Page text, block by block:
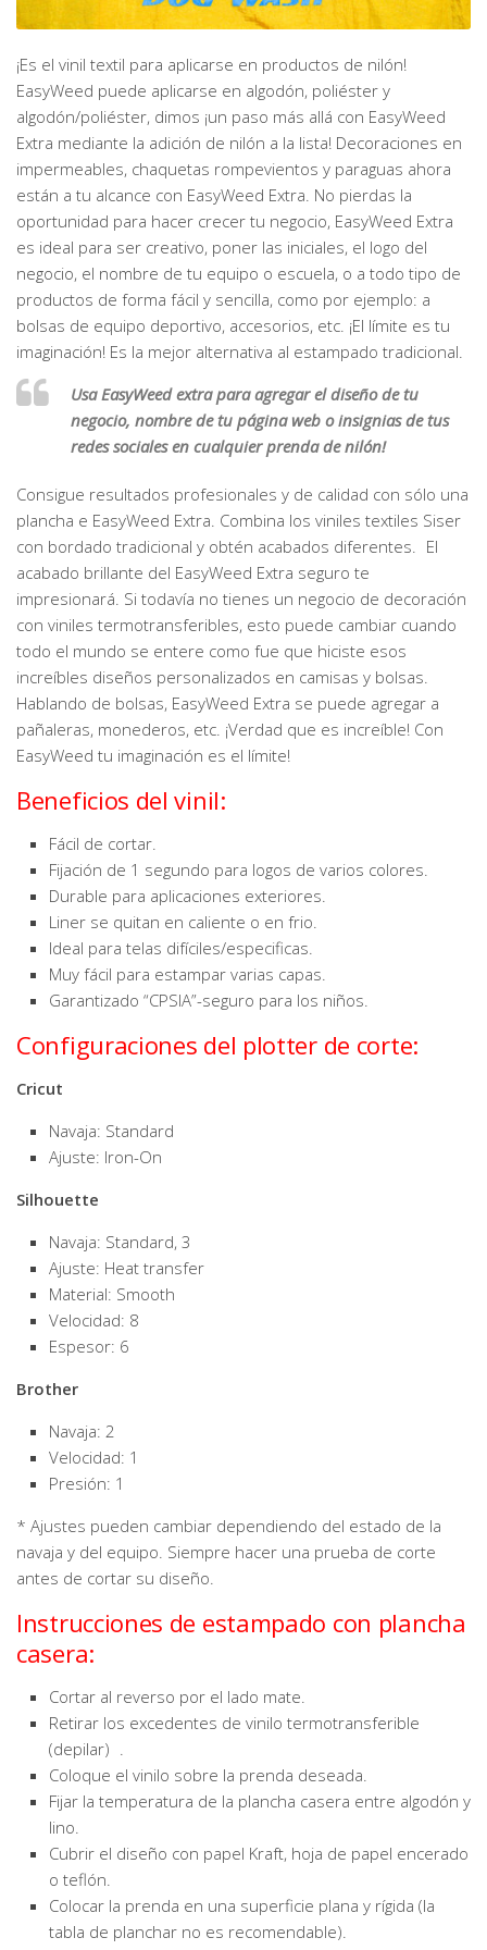
¡Es el vinil textil para aplicarse en productos de nilón!
EasyWeed puede aplicarse en algodón, poliéster y
algodón/poliéster, dimos ¡un paso más allá con EasyWeed
Extra mediante la adición de nilón a la lista! Decoraciones en
impermeables, chaquetas rompevientos y paraguas ahora
están a tu alcance con EasyWeed Extra. No pierdas la
oportunidad para hacer crecer tu negocio, EasyWeed Extra
es ideal para ser creativo, poner las iniciales, el logo del
negocio, el nombre de tu equipo o escuela, o a todo tipo de
productos de forma fácil y sencilla, como por ejemplo: a
bolsas de equipo deportivo, accesorios, etc. ¡EI límite es tu
imaginación! Es la mejor alternativa al estampado tradicional.
Usa EasyWeed extra para agregar el diseño de tu
negocio, nombre de tu página web o insignias de tus
redes sociales en cualquier prenda de nilón!
Consigue resultados profesionales y de calidad con sólo una
plancha e EasyWeed Extra. Combina los viniles textiles Siser
con bordado tradicional y obtén acabados diferentes. El
acabado brillante del EasyWeed Extra seguro te
impresionará. Si todavía no tienes un negocio de decoración
con viniles termotransferibles, esto puede cambiar cuando
todo el mundo se entere como fue que hiciste esos
increíbles diseños personalizados en camisas y bolsas.
Hablando de bolsas, EasyWeed Extra se puede agregar a
pañaleras, monederos, etc. ¡Verdad que es increíble! Con
EasyWeed tu imaginación es el límite!
Beneficios del vinil:
Fácil de cortar.
Fijación de 1 segundo para logos de varios colores.
Durable para aplicaciones exteriores.
Liner se quitan en caliente o en frio.
Ideal para telas difíciles/especificas.
Muy fácil para estampar varias capas.
Garantizado “CPSIA”-seguro para los niños.
Configuraciones del plotter de corte:
Cricut
Navaja: Standard
Ajuste: Iron-On
Silhouette
Navaja: Standard, 3
Ajuste: Heat transfer
Material: Smooth
Velocidad: 8
Espesor: 6
Brother
Navaja: 2
Velocidad: 1
Presión: 1
* Ajustes pueden cambiar dependiendo del estado de la
navaja y del equipo. Siempre hacer una prueba de corte
antes de cortar su diseño.
Instrucciones de estampado con plancha
casera:
Cortar al reverso por el lado mate.
Retirar los excedentes de vinilo termotransferible
(depilar) .
Coloque el vinilo sobre la prenda deseada.
Fijar la temperatura de la plancha casera entre algodón y
lino.
Cubrir el diseño con papel Kraft, hoja de papel encerado
o teflón.
Colocar la prenda en una superficie plana y rígida (la
tabla de planchar no es recomendable).